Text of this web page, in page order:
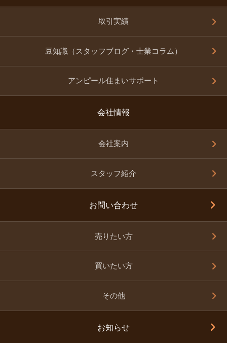
取引実績
豆知識（スタッフブログ・士業コラム）
アンピール住まいサポート
会社情報
会社案内
スタッフ紹介
お問い合わせ
売りたい方
買いたい方
その他
お知らせ